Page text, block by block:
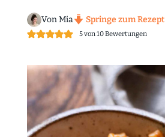
Von Mia Springe zum Rezept
5von10Bewertungen